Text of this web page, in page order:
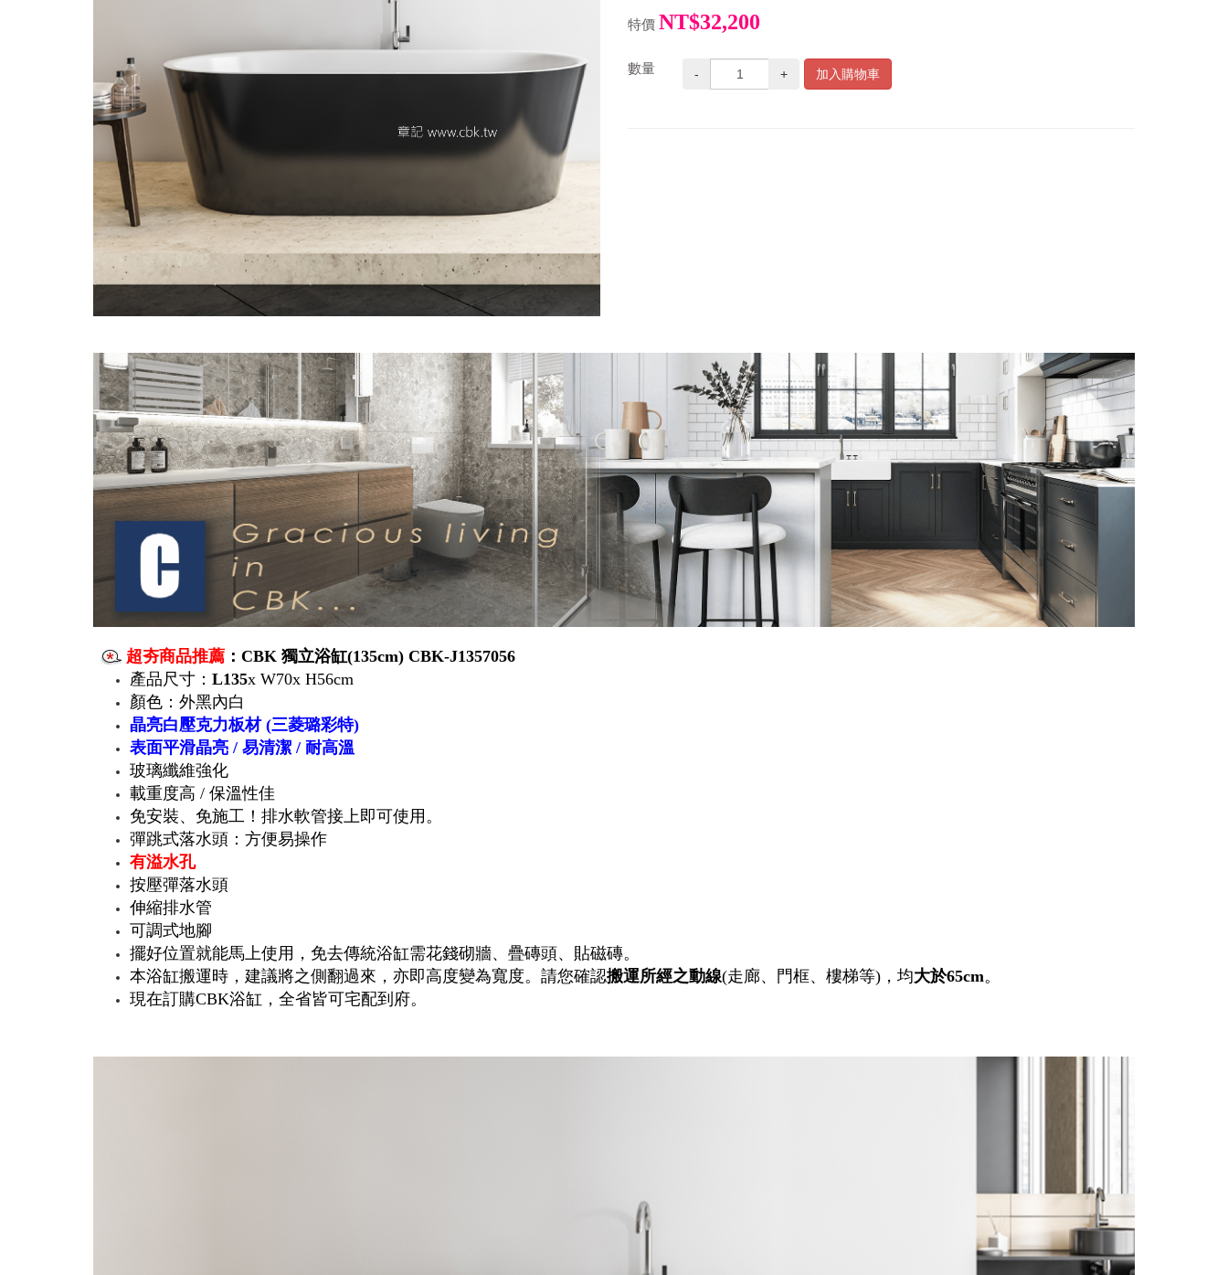
特價 NT$32,200
數量 - + 加入購物車
超夯商品推薦 ：CBK 獨立浴缸(135cm) CBK-J1357056
產品尺寸： L135x W70x H56cm
顏色：外黑內白
晶亮白壓克力板材 (三菱璐彩特)
表面平滑晶亮 / 易清潔 / 耐高溫
玻璃纖維強化
載重度高 / 保溫性佳
免安裝、免施工！排水軟管接上即可使用。
彈跳式落水頭：方便易操作
有溢水孔
按壓彈落水頭
伸縮排水管
可調式地腳
擺好位置就能馬上使用，免去傳統浴缸需花錢砌牆、疊磚頭、貼磁磚。
本浴缸搬運時，建議將之側翻過來，亦即高度變為寬度。請您確認搬運所經之動線(走廊、門框、樓梯等)，均大於65cm。
現在訂購CBK浴缸，全省皆可宅配到府。